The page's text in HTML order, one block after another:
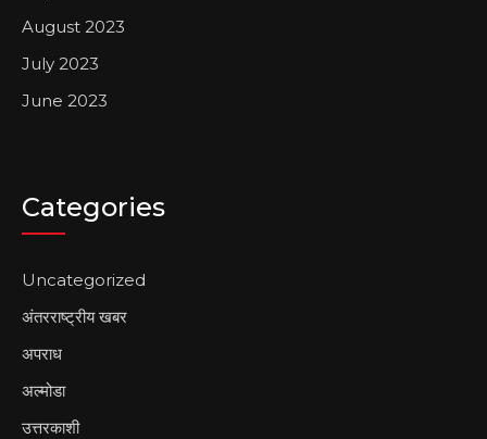
August 2023
July 2023
June 2023
Categories
Uncategorized
अंतरराष्ट्रीय खबर
अपराध
अल्मोडा
उत्तरकाशी